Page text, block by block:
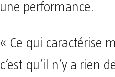
une performance.
« Ce qui caractérise
c’est qu’il n’y a rien